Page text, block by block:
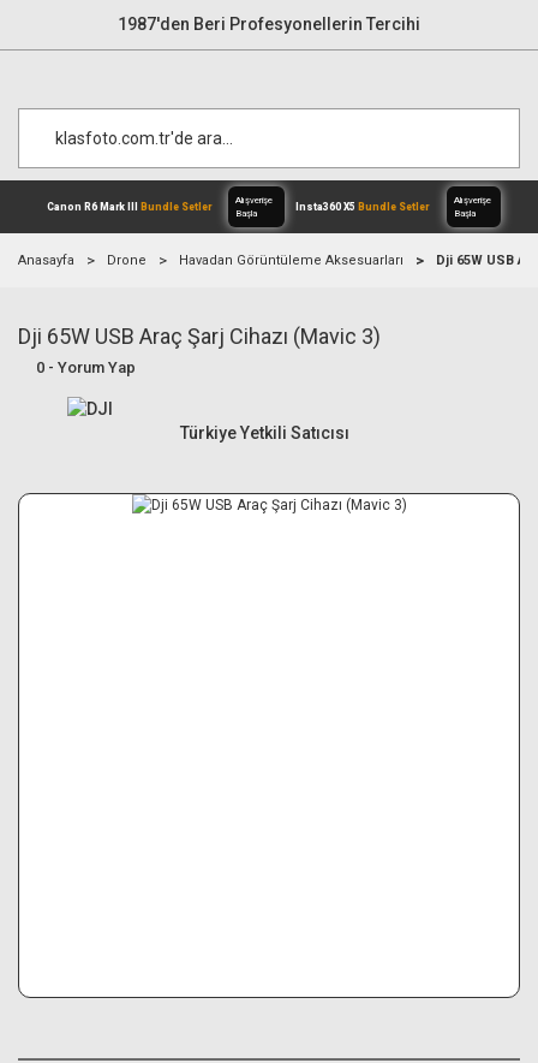
1987'den Beri Profesyonellerin Tercihi
Canon R6 Mark IIIBundle Setler
Anasayfa Drone Havadan Görüntüleme Aksesuarları Dji 65W USB
Dji 65W USB Araç Şarj Cihazı (Mavic 3)
0 - Yorum Yap
Türkiye Yetkili Satıcısı